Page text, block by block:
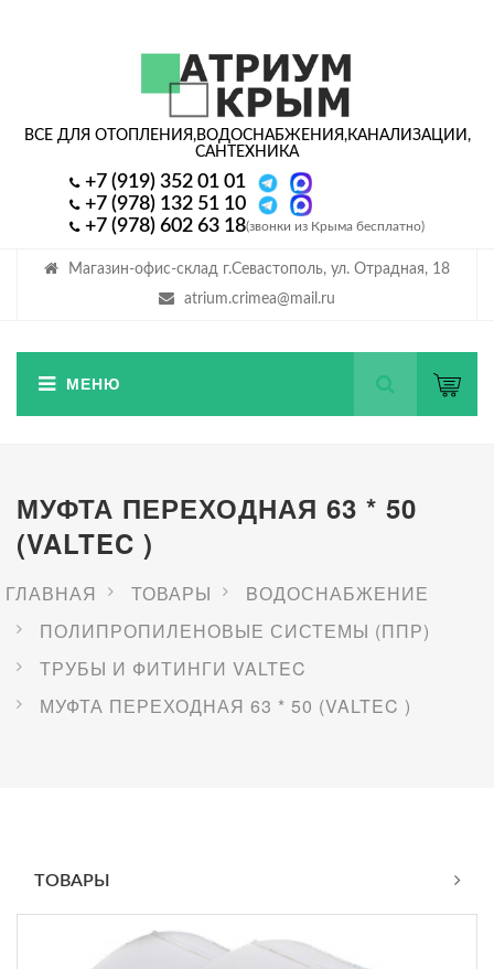
Магазин-офис-склад г.Севастополь, ул. Отрадная, 18
atrium.crimea@mail.ru
ВСЕ ДЛЯ ОТОПЛЕНИЯ,ВОДОСНАБЖЕНИЯ,КАНАЛИЗАЦИИ,
САНТЕХНИКА
+7 (919) 352 01 01
+7 (978) 132 51 10
+7 (978) 602 63 18(звонки из Крыма бесплатно)
МУФТА ПЕРЕХОДНАЯ 63 * 50
(VALTEC )
ГЛАВНАЯ ТОВАРЫ
BОДОСНАБЖЕНИЕ
ПОЛИПРОПИЛЕНОВЫЕ СИСТЕМЫ (ППР)
ТРУБЫ И ФИТИНГИ VALTEC
МУФТА ПЕРЕХОДНАЯ 63 * 50 (VALTEC )
ТОВАРЫ